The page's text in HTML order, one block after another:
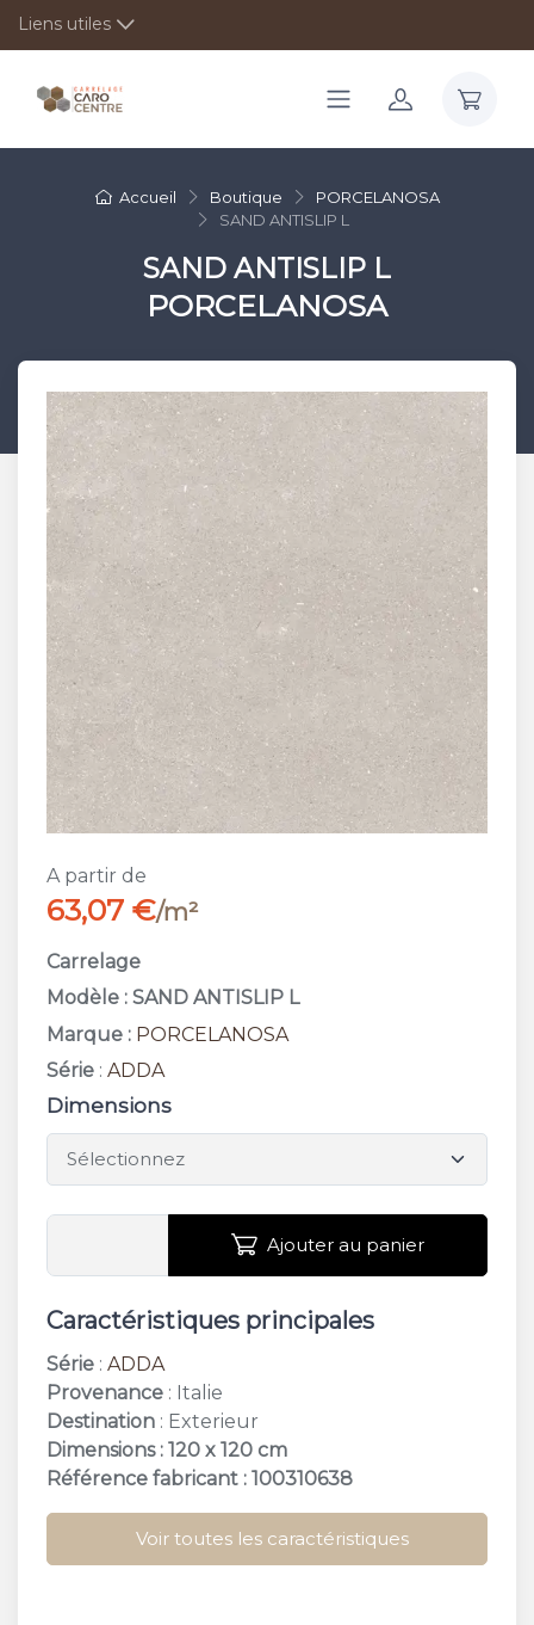
Liens utiles
Accueil Boutique
PORCELANOSA
SAND ANTISLIP L
SAND ANTISLIP L
PORCELANOSA
A partir de
63,07 €/m²
Carrelage
Modèle : SAND ANTISLIP L
Marque : PORCELANOSA
Série : ADDA
Dimensions
Ajouter au panier
Caractéristiques principales
Série : ADDA
Provenance : Italie
Destination : Exterieur
Dimensions : 120 x 120 cm
Référence fabricant : 100310638
Voir toutes les caractéristiques